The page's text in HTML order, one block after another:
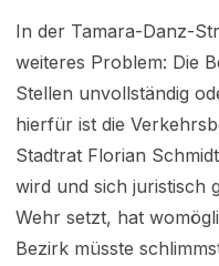
In der Tamara-Danz-
weiteres Problem: Die
Stellen unvollständig
hierfür ist die
Stadtrat Florian
wird und sich juristisch
Wehr setzt, hat
Bezirk müsste